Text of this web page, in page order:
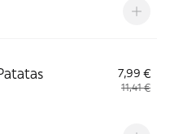
7,99 €
11,41 €